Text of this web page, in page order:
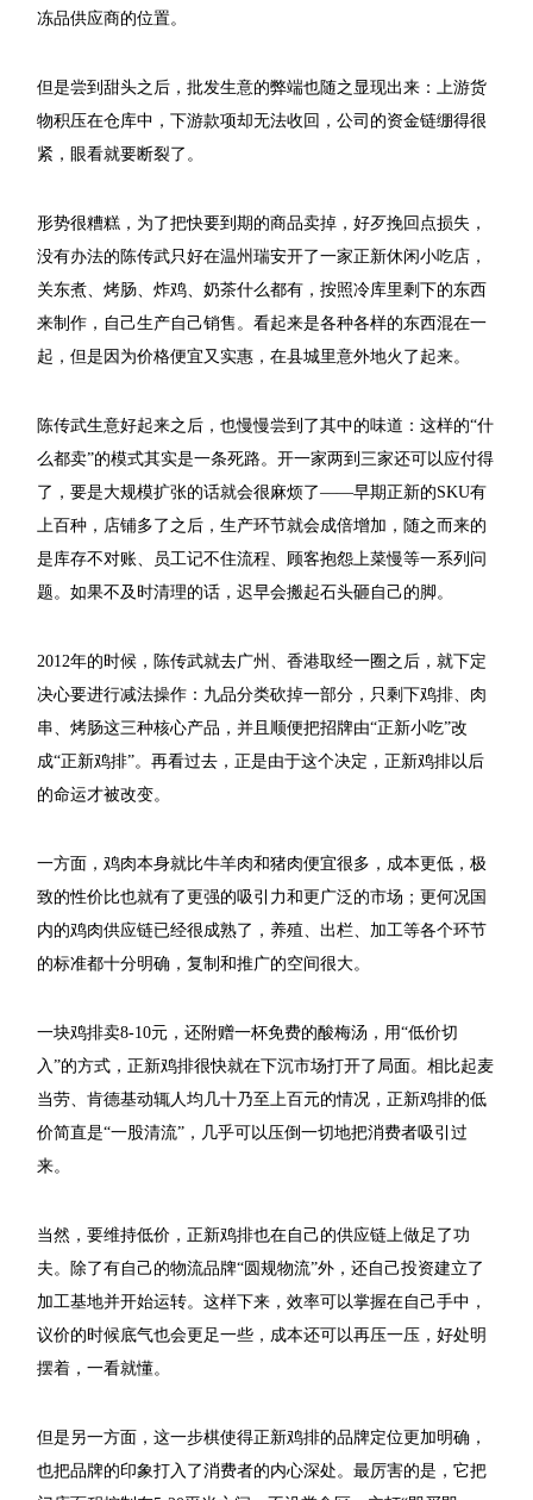
冻品供应商的位置。
但是尝到甜头之后，批发生意的弊端也随之显现出来：上游货
物积压在仓库中，下游款项却无法收回，公司的资金链绷得很
紧，眼看就要断裂了。
形势很糟糕，为了把快要到期的商品卖掉，好歹挽回点损失，
没有办法的陈传武只好在温州瑞安开了一家正新休闲小吃店，
关东煮、烤肠、炸鸡、奶茶什么都有，按照冷库里剩下的东西
来制作，自己生产自己销售。看起来是各种各样的东西混在一
起，但是因为价格便宜又实惠，在县城里意外地火了起来。
陈传武生意好起来之后，也慢慢尝到了其中的味道：这样的“什
么都卖”的模式其实是一条死路。开一家两到三家还可以应付得
了，要是大规模扩张的话就会很麻烦了——早期正新的SKU有
上百种，店铺多了之后，生产环节就会成倍增加，随之而来的
是库存不对账、员工记不住流程、顾客抱怨上菜慢等一系列问
题。如果不及时清理的话，迟早会搬起石头砸自己的脚。
2012年的时候，陈传武就去广州、香港取经一圈之后，就下定
决心要进行减法操作：九品分类砍掉一部分，只剩下鸡排、肉
串、烤肠这三种核心产品，并且顺便把招牌由“正新小吃”改
成“正新鸡排”。再看过去，正是由于这个决定，正新鸡排以后
的命运才被改变。
一方面，鸡肉本身就比牛羊肉和猪肉便宜很多，成本更低，极
致的性价比也就有了更强的吸引力和更广泛的市场；更何况国
内的鸡肉供应链已经很成熟了，养殖、出栏、加工等各个环节
的标准都十分明确，复制和推广的空间很大。
一块鸡排卖8-10元，还附赠一杯免费的酸梅汤，用“低价切
入”的方式，正新鸡排很快就在下沉市场打开了局面。相比起麦
当劳、肯德基动辄人均几十乃至上百元的情况，正新鸡排的低
价简直是“一股清流”，几乎可以压倒一切地把消费者吸引过
来。
当然，要维持低价，正新鸡排也在自己的供应链上做足了功
夫。除了有自己的物流品牌“圆规物流”外，还自己投资建立了
加工基地并开始运转。这样下来，效率可以掌握在自己手中，
议价的时候底气也会更足一些，成本还可以再压一压，好处明
摆着，一看就懂。
但是另一方面，这一步棋使得正新鸡排的品牌定位更加明确，
也把品牌的印象打入了消费者的内心深处。最厉害的是，它把